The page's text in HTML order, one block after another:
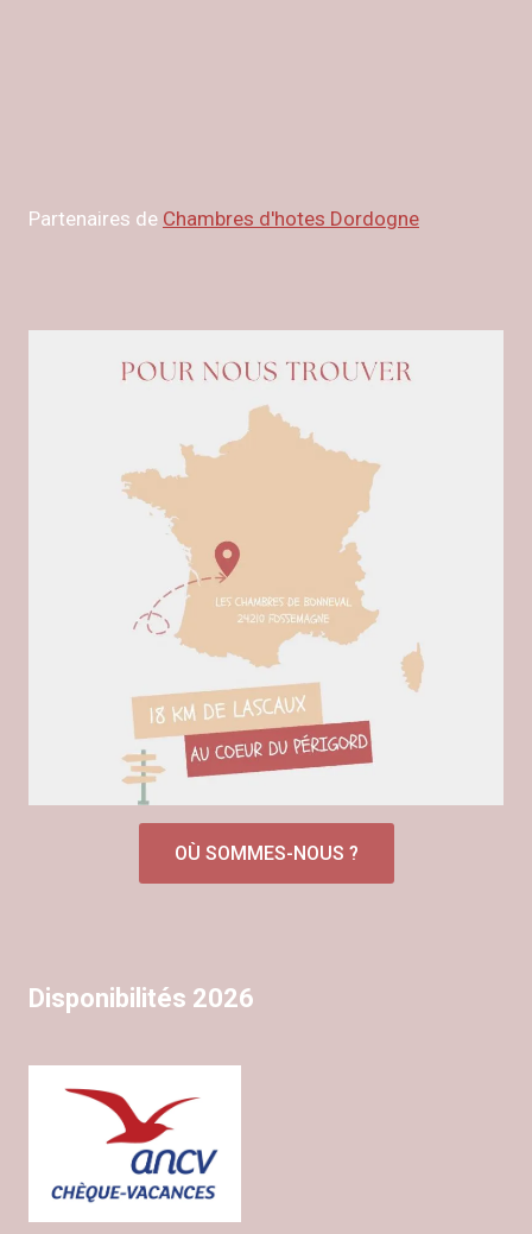
Partenaires de Chambres d'hotes Dordogne
OÙ SOMMES-NOUS ?
Disponibilités 2026